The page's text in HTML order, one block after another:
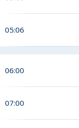
05:06
06:00
07:00